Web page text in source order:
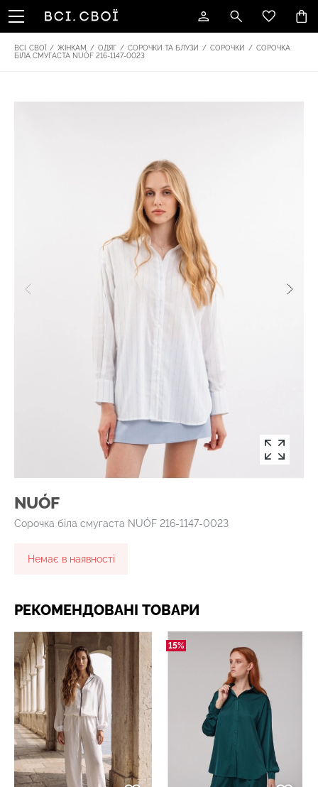
ВСІ. СВОЇ / ЖІНКАМ / ОДЯГ / СОРОЧКИ ТА БЛУЗИ / СОРОЧКИ / СОРОЧКА
БІЛА СМУГАСТА NUÓF 216-1147-0023
NUÓF
Сорочка біла смугаста NUÓF 216-1147-0023
Немає в наявності
РЕКОМЕНДОВАНІ ТОВАРИ
15%